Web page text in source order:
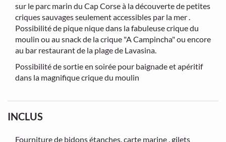
sur le parc marin du Cap Corse à la découverte de petites
criques sauvages seulement accessibles par la mer .
Possibilité de pique nique dans la fabuleuse crique du
moulin ou au snack de la crique "A Campincha" ou encore
au bar restaurant de la plage de Lavasina.
Possibilité de sortie en soirée pour baignade et apéritif
dans la magnifique crique du moulin
INCLUS
Fourniture de bidons étanches, carte marine , gilets